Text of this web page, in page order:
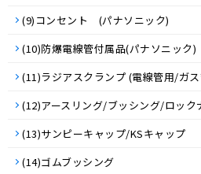
(9)コンセント (パナソニック)
(10)防爆電線管付属品(パナソニック)
(11)ラジアスクランプ (電線管用/ガ
(12)アースリング/ブッシング/ロック
(13)サンピーキャップ/KSキャップ
(14)ゴムブッシング